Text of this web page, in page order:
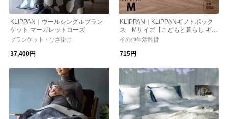
KLIPPAN｜ウールシングルブラン
ケット マーガレットローズ
ブランケット・ひざ掛け
37,400円
KLIPPAN｜KLIPPANギフトボック
ス Mサイズ【こどもと暮らし ギフ
ト用】
その他生活雑貨
715円